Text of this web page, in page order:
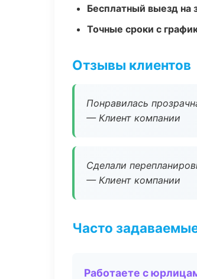
Бесплатный выезд на
Точные сроки с
Отзывы клиентов
Понравилась
— Клиент компании
Сделали
— Клиент компании
Часто
Работаете с